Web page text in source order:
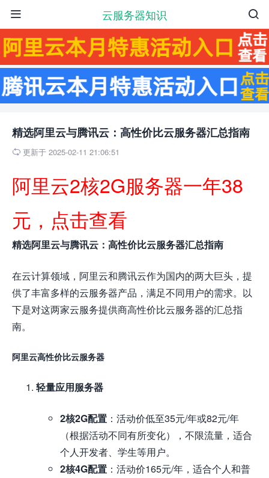
云服务器知识 

精选阿里云与腾讯云：高性价比云服务器汇总指南
 更新于 2025-02-11 21:06:51
阿里云2核2G服务器一年38
元，点击查看
精选阿里云与腾讯云：高性价比云服务器汇总指南
在云计算领域，阿里云和腾讯云作为国内的两大巨头，提
供了丰富多样的云服务器产品，满足不同用户的需求。以
下是对这两家云服务提供商高性价比云服务器的汇总指
南。
阿里云高性价比云服务器
轻量应用服务器
2核2G配置 ：活动价低至35元/年或82元/年
（根据活动不同有所变化），不限流量，适合
个人开发者、学生等用户。
2核4G配置 ：活动价165元/年，适合个人和普